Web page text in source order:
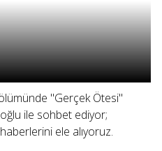
"Gerçek Ötesi"
ile sohbet ediyor;
ele alıyoruz.